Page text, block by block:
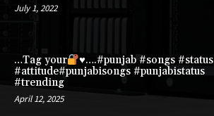
panel
giriş
July 1, 2022
…Tag your ♥️….#punjab #songs #status
#attitude#punjabisongs #punjabistatus
#trending
April 12, 2025